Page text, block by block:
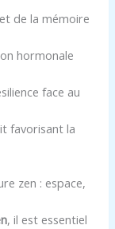
de la mémoire
hormonale
face au
favorisant la
zen : espace,
, il est essentiel